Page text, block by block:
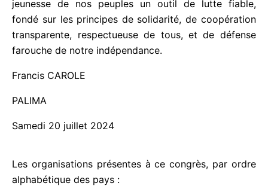
fondé sur les principes de solidarité, de
coopération transparente, respectueuse de tous, et
de défense farouche de notre indépendance.
Francis CAROLE
PALIMA
Samedi 20 juillet 2024
Les organisations présentes à ce congrès, par
ordre alphabétique des pays :